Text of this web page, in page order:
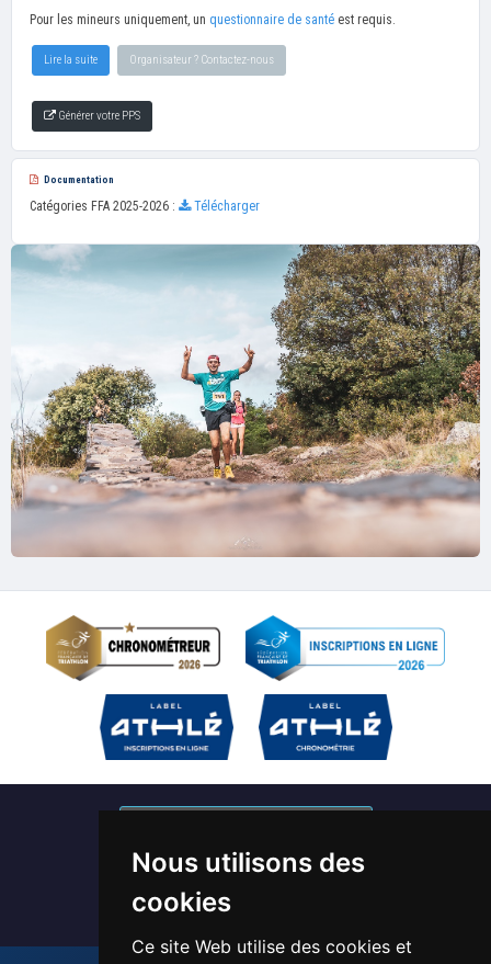
Nous utilisons des
cookies
Ce site Web utilise des cookies et
Pour les mineurs uniquement, un questionnaire de santé est requis.
Lire la suite Organisateur ? Contactez-nous
Générer votre PPS
Documentation
Catégories FFA 2025-2026 : Télécharger
Devenir bénévole / Chronométreur